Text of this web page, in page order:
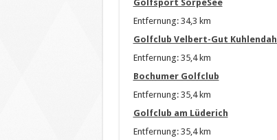
Golfsport SorpeSee
Entfernung: 34,3 km
Golfclub Velbert-Gut Kuhlendahl
Entfernung: 35,4 km
Bochumer Golfclub
Entfernung: 35,4 km
Golfclub am Lüderich
Entfernung: 35,4 km